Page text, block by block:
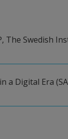
The Swedish
Digital Era